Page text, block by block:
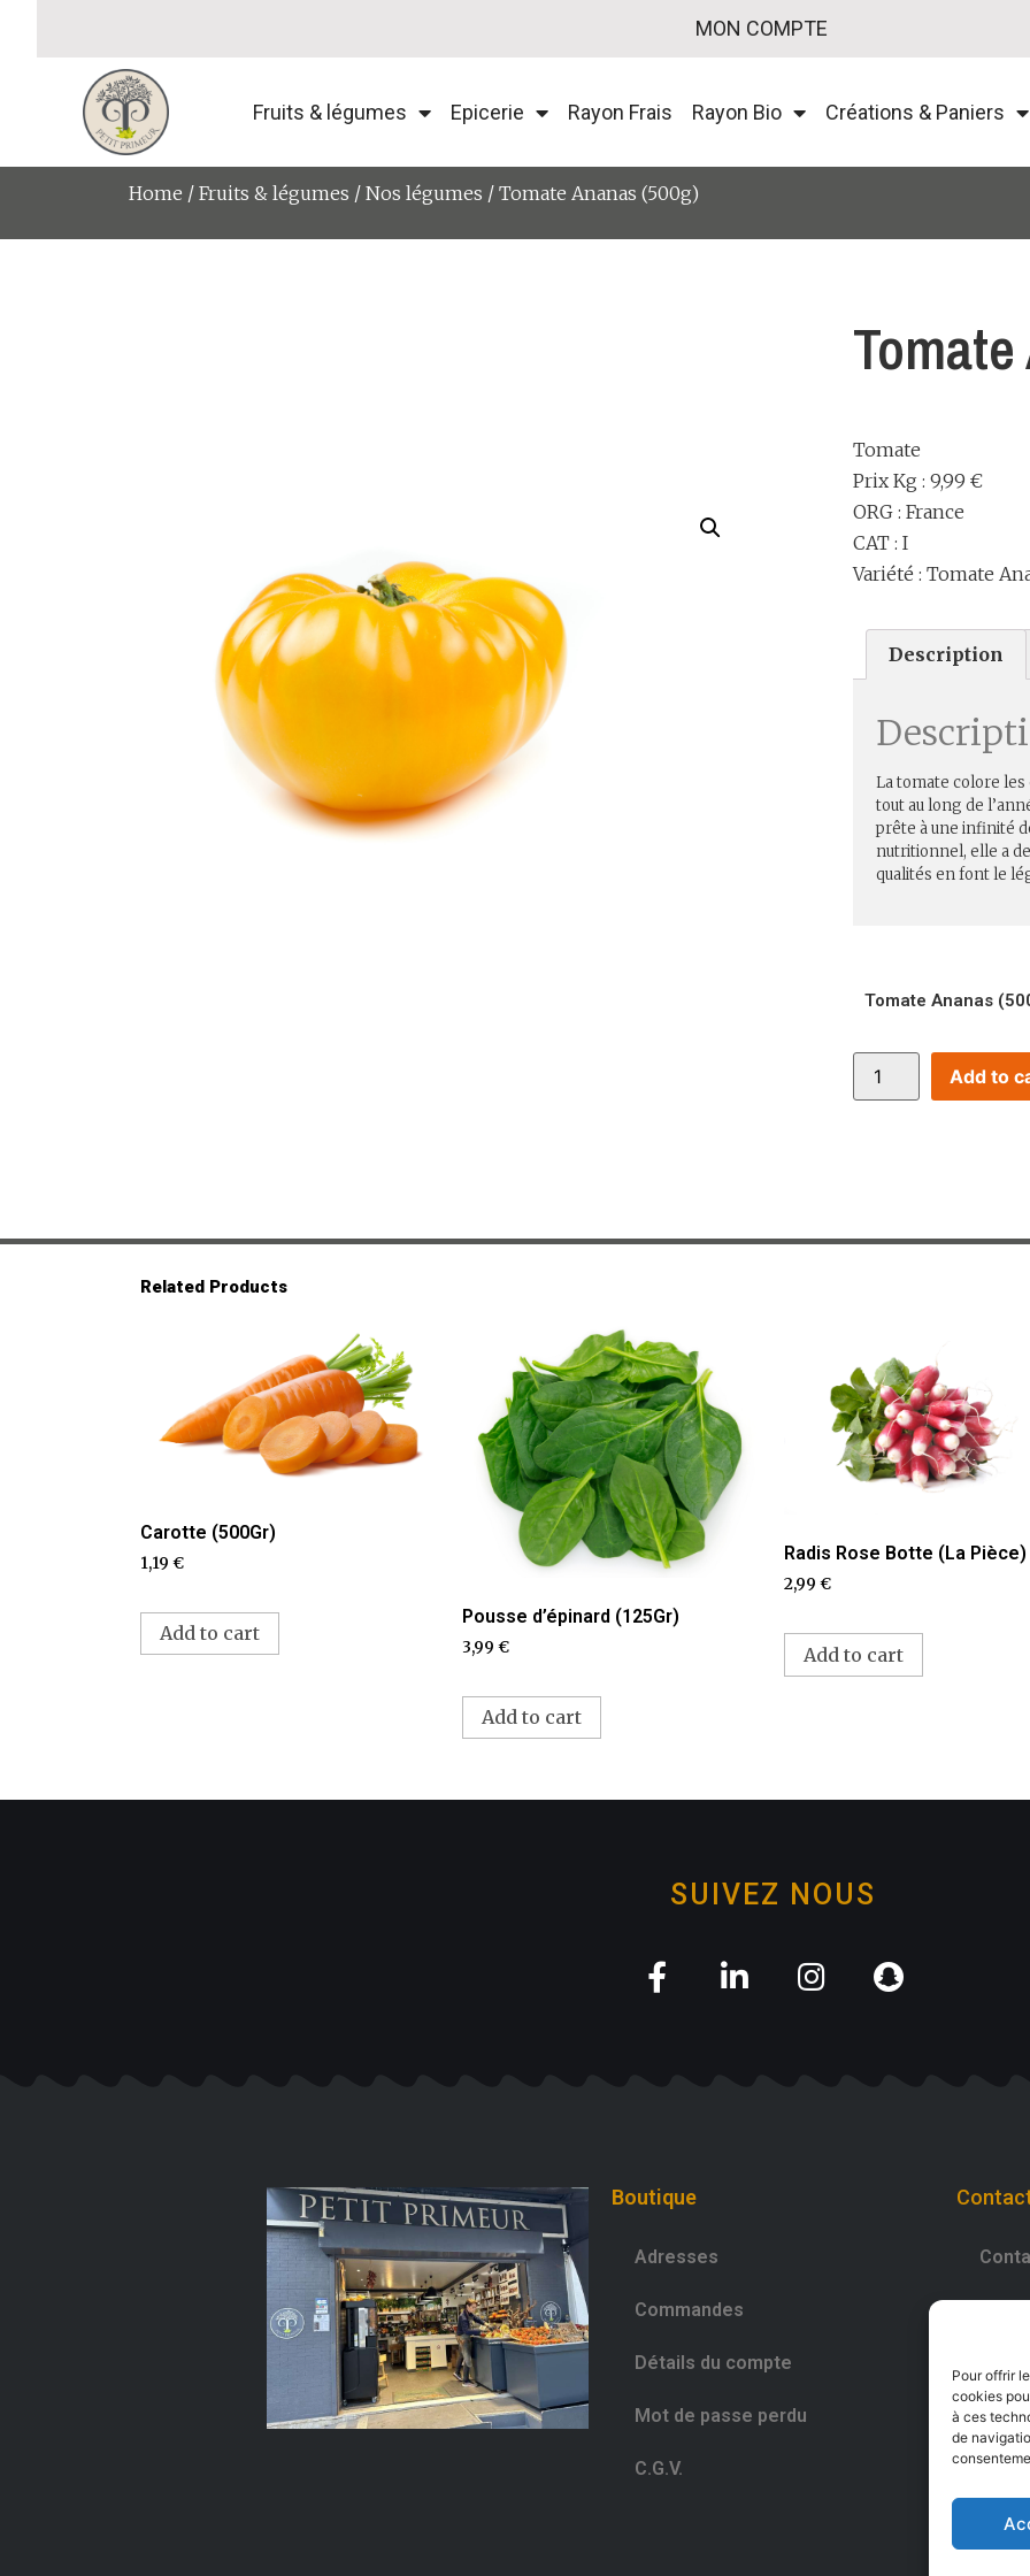
Pour offrir
cookies
à ces
de
MON COMPTE
Fruits & légumes Epicerie Rayon Frais Rayon Bio Créations & Paniers
Home / Fruits & légumes / Nos légumes / Tomate Ananas (500g)
Tomate
Prix Kg : 9,99 €
ORG : France
CAT : I
Variété : Tomate
Description
La tomate colore
tout au long de
prête à une infinité
nutritionnel, elle a
qualités en font le
Tomate Ananas
Add to
Related Products
Carotte (500Gr)
1,19 €
Add to cart
Pousse d’épinard (125Gr)
3,99 €
Add to cart
Radis Rose Botte (La Pièce)
2,99 €
Add to cart
SUIVEZ NOUS
Boutique
Adresses
Commandes
Détails du compte
Mot de passe perdu
C.G.V.